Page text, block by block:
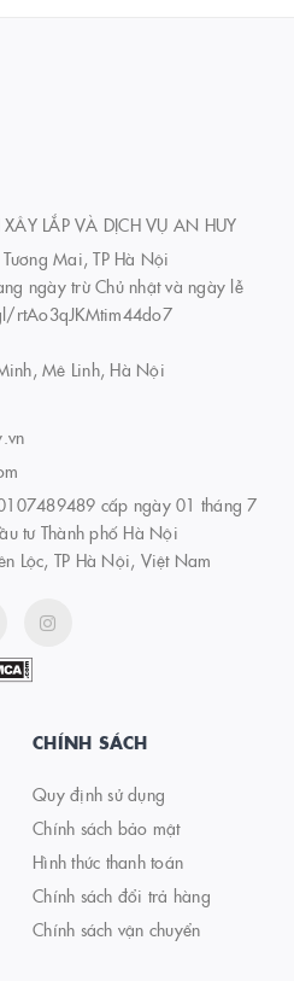
LẮP VÀ DỊCH VỤ AN HUY
Mai, TP Hà Nội
ngày trừ Chủ nhật và ngày lễ
rtAo3qJKMtim44do7
Mê Linh, Hà Nội
cấp ngày 01 tháng 7
tư Thành phố Hà Nội
Lộc, TP Hà Nội, Việt Nam
CHÍNH SÁCH
Quy định sử dụng
Chính sách bảo mật
Hình thức thanh toán
Chính sách đổi trả hàng
Chính sách vận chuyển